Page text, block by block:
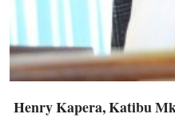
Henry Kapera, Katibu